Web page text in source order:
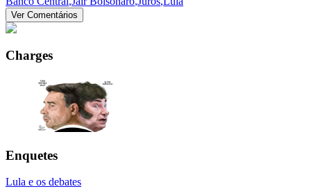
Ver Comentários
Charges
Enquetes
Lula e os debates